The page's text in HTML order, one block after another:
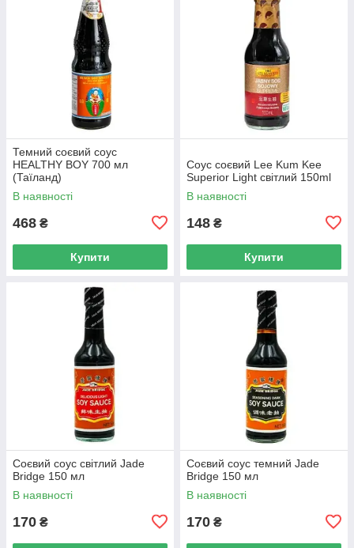
Темний соєвий соус
HEALTHY BOY 700 мл
(Таїланд)
В наявності
468 ₴
Купити
Соус соєвий Lee Kum Kee
Superior Light світлий 150ml
В наявності
148 ₴
Купити
Соєвий соус світлий Jade
Bridge 150 мл
В наявності
170 ₴
Соєвий соус темний Jade
Bridge 150 мл
В наявності
170 ₴